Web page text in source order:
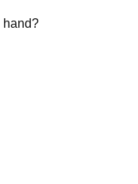
hand?